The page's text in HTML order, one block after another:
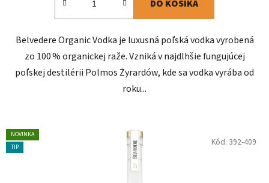
DO KOŠÍKA
Belvedere Organic Vodka je luxusná poľská vodka vyrobená
zo 100 % organickej raže. Vzniká v najdlhšie fungujúcej
poľskej destilérii Polmos Żyrardów, kde sa vodka vyrába od
roku...
NOVINKA
TIP
Kód: 392-409